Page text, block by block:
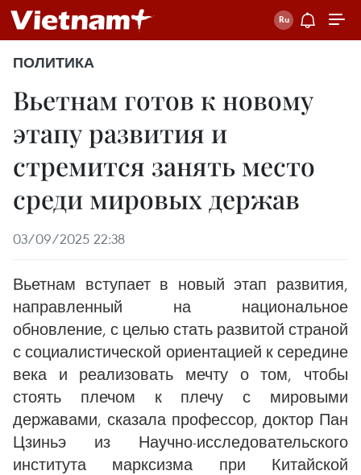
ПОЛИТИКА
Вьетнам готов к новому
этапу развития и
стремится занять место
среди мировых держав
03/09/2025 22:38
Вьетнам вступает в новый этап развития,
направленный на национальное
обновление, с целью стать развитой страной
с социалистической ориентацией к середине
века и реализовать мечту о том, чтобы
стоять плечом к плечу с мировыми
державами, сказала профессор, доктор Пан
Цзиньэ из Научно-исследовательского
института марксизма при Китайской